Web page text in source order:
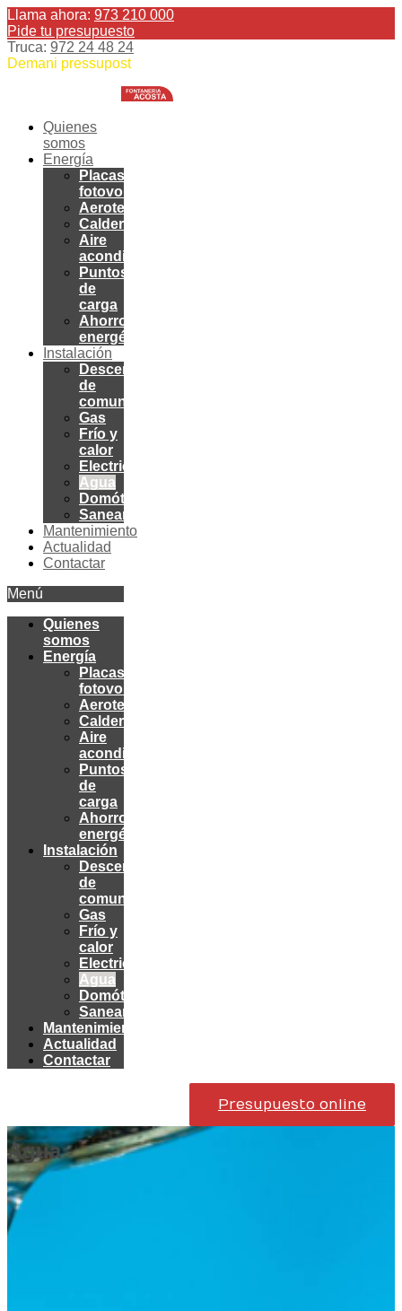
Llama ahora: 973 210 000
Pide tu presupuesto
Truca: 972 24 48 24
Demani pressupost
Quienes
somos
Energía
Placas
fotovoltaicas
Aerotermia
Calderas
Aire
acondicionado
Puntos
de
carga
Ahorro
energético
Instalación
Descentralización
de
comunidades
Gas
Frío y
calor
Electricidad
Agua
Domótica
Saneamiento
Mantenimiento
Actualidad
Contactar
Menú
Quienes
somos
Energía
Placas
fotovoltaicas
Aerotermia
Calderas
Aire
acondicionado
Puntos
de
carga
Ahorro
energético
Instalación
Descentralización
de
comunidades
Gas
Frío y
calor
Electricidad
Agua
Domótica
Saneamiento
Mantenimiento
Actualidad
Contactar
Presupuesto online
Agua